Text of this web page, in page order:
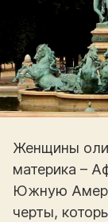
Женщины
материка –
Южную
черты,